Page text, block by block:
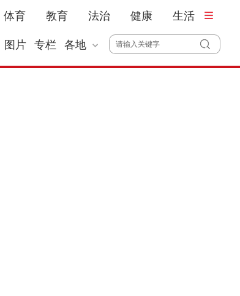
体育 教育 法治 健康 生活
图片 专栏 各地